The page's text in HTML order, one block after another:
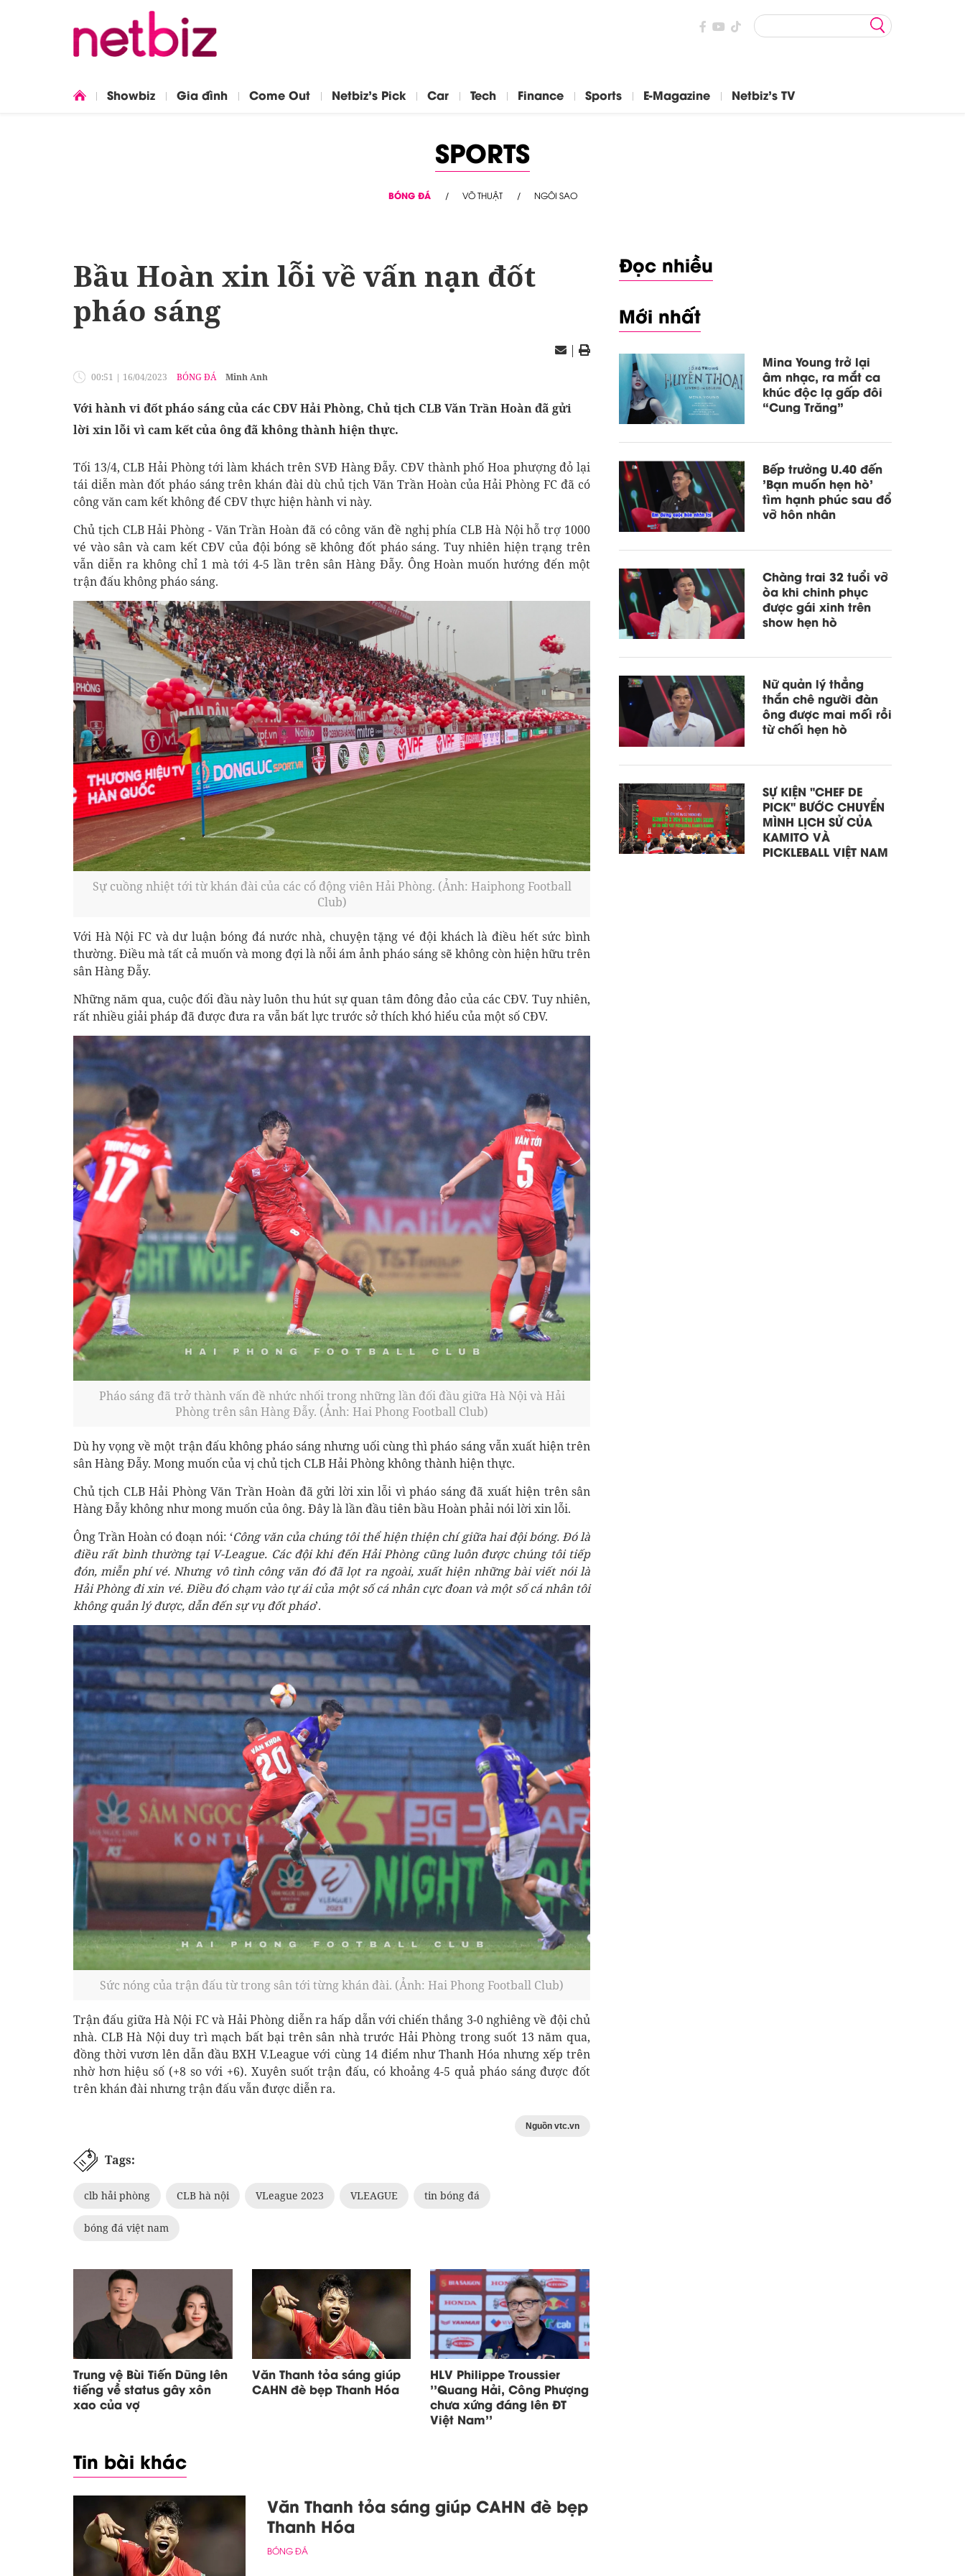
Showbiz Gia đình Come Out Netbiz's Pick Car Tech Finance Sports E-Magazine Netbiz's TV
SPORTS
BÓNG ĐÁ VÕ THUẬT NGÔI SAO
Bầu Hoàn xin lỗi về vấn nạn đốt
pháo sáng
|
00:51 | 16/04/2023 BÓNG ĐÁ Minh Anh
Với hành vi đốt pháo sáng của các CĐV Hải Phòng, Chủ tịch CLB Văn Trần Hoàn đã gửi
lời xin lỗi vì cam kết của ông đã không thành hiện thực.
Tối 13/4, CLB Hải Phòng tới làm khách trên SVĐ Hàng Đẫy. CĐV thành phố Hoa phượng đỏ lại
tái diễn màn đốt pháo sáng trên khán đài dù chủ tịch Văn Trần Hoàn của Hải Phòng FC đã có
công văn cam kết không để CĐV thực hiện hành vi này.
Chủ tịch CLB Hải Phòng - Văn Trần Hoàn đã có công văn đề nghị phía CLB Hà Nội hỗ trợ 1000
vé vào sân và cam kết CĐV của đội bóng sẽ không đốt pháo sáng. Tuy nhiên hiện trạng trên
vẫn diễn ra không chỉ 1 mà tới 4-5 lần trên sân Hàng Đẫy. Ông Hoàn muốn hướng đến một
trận đấu không pháo sáng.
Sự cuồng nhiệt tới từ khán đài của các cổ động viên Hải Phòng. (Ảnh: Haiphong Football
Club)
Với Hà Nội FC và dư luận bóng đá nước nhà, chuyện tặng vé đội khách là điều hết sức bình
thường. Điều mà tất cả muốn và mong đợi là nỗi ám ảnh pháo sáng sẽ không còn hiện hữu trên
sân Hàng Đẫy.
Những năm qua, cuộc đối đầu này luôn thu hút sự quan tâm đông đảo của các CĐV. Tuy nhiên,
rất nhiều giải pháp đã được đưa ra vẫn bất lực trước sở thích khó hiểu của một số CĐV.
Pháo sáng đã trở thành vấn đề nhức nhối trong những lần đối đầu giữa Hà Nội và Hải
Phòng trên sân Hàng Đẫy. (Ảnh: Hai Phong Football Club)
Dù hy vọng về một trận đấu không pháo sáng nhưng uối cùng thì pháo sáng vẫn xuất hiện trên
sân Hàng Đẫy. Mong muốn của vị chủ tịch CLB Hải Phòng không thành hiện thực.
Chủ tịch CLB Hải Phòng Văn Trần Hoàn đã gửi lời xin lỗi vì pháo sáng đã xuất hiện trên sân
Hàng Đẫy không như mong muốn của ông. Đây là lần đầu tiên bầu Hoàn phải nói lời xin lỗi.
Ông Trần Hoàn có đoạn nói: ‘Công văn của chúng tôi thể hiện thiện chí giữa hai đội bóng. Đó là
điều rất bình thường tại V-League. Các đội khi đến Hải Phòng cũng luôn được chúng tôi tiếp
đón, miễn phí vé. Nhưng vô tình công văn đó đã lọt ra ngoài, xuất hiện những bài viết nói là
Hải Phòng đi xin vé. Điều đó chạm vào tự ái của một số cá nhân cực đoan và một số cá nhân tôi
không quản lý được, dẫn đến sự vụ đốt pháo’.
Sức nóng của trận đấu từ trong sân tới từng khán đài. (Ảnh: Hai Phong Football Club)
Trận đấu giữa Hà Nội FC và Hải Phòng diễn ra hấp dẫn với chiến thắng 3-0 nghiêng về đội chủ
nhà. CLB Hà Nội duy trì mạch bất bại trên sân nhà trước Hải Phòng trong suốt 13 năm qua,
đồng thời vươn lên dẫn đầu BXH V.League với cùng 14 điểm như Thanh Hóa nhưng xếp trên
nhờ hơn hiệu số (+8 so với +6). Xuyên suốt trận đấu, có khoảng 4-5 quả pháo sáng được đốt
trên khán đài nhưng trận đấu vẫn được diễn ra.
Nguồn vtc.vn
Tags:
clb hải phòng CLB hà nội VLeague 2023 VLEAGUE tin bóng đá
bóng đá việt nam
Trung vệ Bùi Tiến Dũng lên
tiếng về status gây xôn
xao của vợ
Văn Thanh tỏa sáng giúp
CAHN đè bẹp Thanh Hóa
HLV Philippe Troussier
''Quang Hải, Công Phượng
chưa xứng đáng lên ĐT
Việt Nam''
Tin bài khác
Văn Thanh tỏa sáng giúp CAHN đè bẹp
Thanh Hóa
BÓNG ĐÁ
Đọc nhiều
Mới nhất
Mina Young trở lại
âm nhạc, ra mắt ca
khúc độc lạ gấp đôi
“Cung Trăng”
Bếp trưởng U.40 đến
'Bạn muốn hẹn hò'
tìm hạnh phúc sau đổ
vỡ hôn nhân
Chàng trai 32 tuổi vỡ
òa khi chinh phục
được gái xinh trên
show hẹn hò
Nữ quản lý thẳng
thắn chê người đàn
ông được mai mối rồi
từ chối hẹn hò
SỰ KIỆN "CHEF DE
PICK" BƯỚC CHUYỂN
MÌNH LỊCH SỬ CỦA
KAMITO VÀ
PICKLEBALL VIỆT NAM